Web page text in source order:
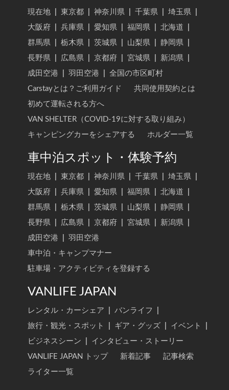
現在地 東京都 神奈川県 千葉県 埼玉県
大阪府
兵庫県 愛知県 福岡県 北海道
群馬県
栃木県 茨城県 山梨県 静岡県
長野県
広島県 京都府 宮城県 新潟県
成田空港
羽田空港
全国の市区町村
Carstayとは？ご利用ガイド
共同使用契約とは
初めて運転される方へ
VAN SHELTER（COVID-19に対する取り組み）
キャンピングカーをシェアする
ホルダー一覧
車中泊スポット・体験予約
現在地 東京都 神奈川県 千葉県 埼玉県
大阪府
兵庫県 愛知県 福岡県 北海道
群馬県
栃木県 茨城県 山梨県 静岡県
長野県
広島県 京都府 宮城県 新潟県
成田空港
羽田空港
車中泊・キャンプマナー
駐車場・アクティビティを登録する
VANLIFE JAPAN
レンタル・カーシェア バンライフ
旅行・観光・スポット
ギア・グッズ イベント
ビジネスシーン
インタビュー・ストーリー
VANLIFE JAPAN トップ
新着記事
記事検索
ライター一覧